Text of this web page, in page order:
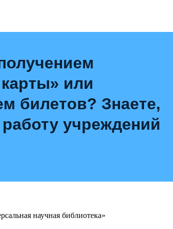
или
билетов? Знаете,
учреждений
научная библиотека»